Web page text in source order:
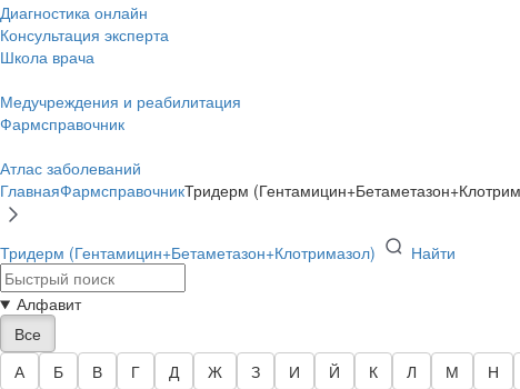
Диагностика онлайн
Консультация эксперта
Школа врача
Медучреждения и реабилитация
Фармсправочник
Атлас заболеваний
ГлавнаяФармсправочникТридерм
Тридерм (Гентамицин+Бетаметазон+Клотримазол) Найти
Алфавит
Все
А
Б В Г Д Ж З И Й К Л М Н